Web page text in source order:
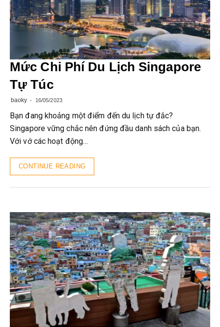
Mức Chi Phí Du Lịch Singapore
Tự Túc
baoky 16/05/2023
Bạn đang khoảng một điểm đến du lịch tự đắc?
Singapore vững chắc nên đứng đầu danh sách của bạn.
Với vớ các hoạt động…
CONTINUE READING